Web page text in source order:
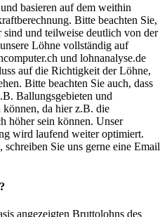
basieren auf dem weithin
Bitte beachten Sie,
sind und teilweise deutlich von der
Löhne vollständig auf
und lohnanalyse.de
auf die Richtigkeit der Löhne,
Bitte beachten Sie auch, dass
Ballungsgebieten und
da hier z.B. die
höher sein können. Unser
wird laufend weiter optimiert.
Sie uns gerne eine Email
angezeigten Bruttolohns des